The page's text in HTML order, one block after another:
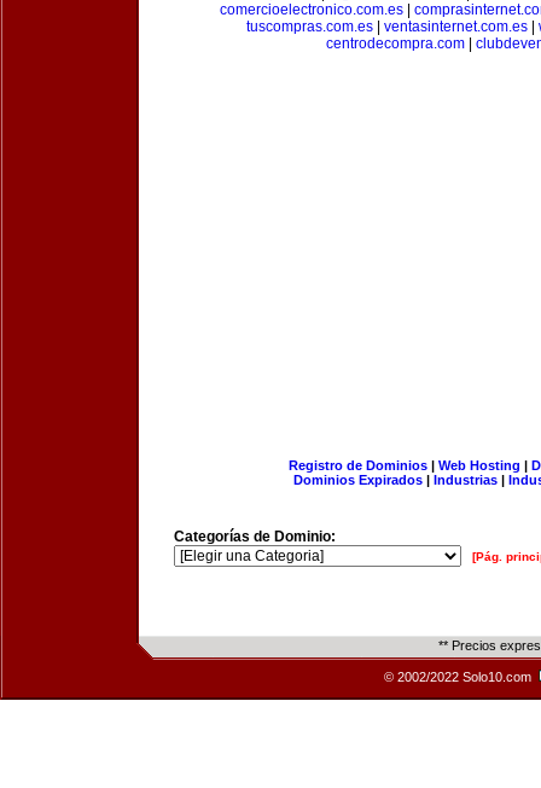
comercioelectronico.com.es
tuscompras.com.es| ventasinternet.com.es|
centrodecompra.com|
Registro de Dominios| Web Hosting |
Dominios Expirados | Industrias |
Categorías de Dominio:
[Pág.
** Precios
© 2002/2022 Solo10.com